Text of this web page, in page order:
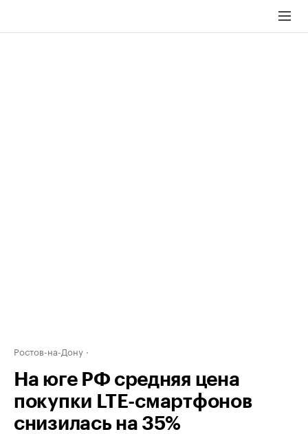
Ростов-на-Дону
На юге РФ средняя цена
покупки LTE-смартфонов
снизилась на 35%